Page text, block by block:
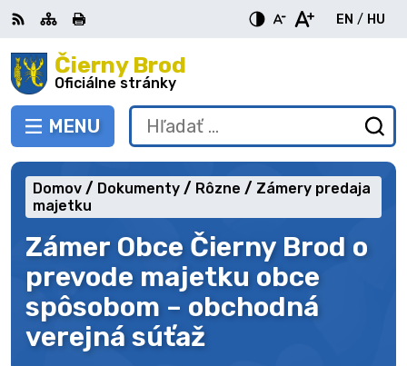
Preskočiť
na
obsah Čierny Brod
Oficiálne stránky
PREPNÚŤ
MENU
RSS MapaTlačiť
EN
English
/ HU
Hľadať:
Zámer Obce Čierny Brod o
prevode majetku obce
spôsobom – obchodná
verejná súťaž
Domov Dokumenty Rôzne
Zámery predaja
majetku